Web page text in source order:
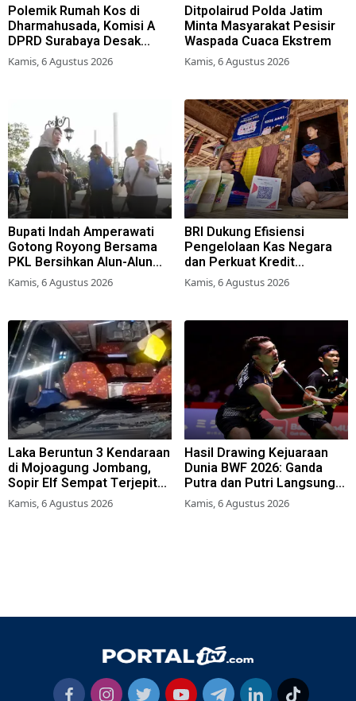
Polemik Rumah Kos di
Dharmahusada, Komisi A
DPRD Surabaya Desak
Pemkot Terbitkan Perwali
Perda Hunian Layak
Kamis, 6 Agustus 2026
Ditpolairud Polda Jatim
Minta Masyarakat Pesisir
Waspada Cuaca Ekstrem
Kamis, 6 Agustus 2026
Bupati Indah Amperawati
Gotong Royong Bersama
PKL Bersihkan Alun-Alun
Lumajang
Kamis, 6 Agustus 2026
BRI Dukung Efisiensi
Pengelolaan Kas Negara
dan Perkuat Kredit
Berkualitas demi Dongkrak
Sektor Riil
Kamis, 6 Agustus 2026
Laka Beruntun 3 Kendaraan
di Mojoagung Jombang,
Sopir Elf Sempat Terjepit
Kemudi
Kamis, 6 Agustus 2026
Hasil Drawing Kejuaraan
Dunia BWF 2026: Ganda
Putra dan Putri Langsung
Lolos Babak Kedua, 6 Wakil
Bertarung dari Awal
Kamis, 6 Agustus 2026